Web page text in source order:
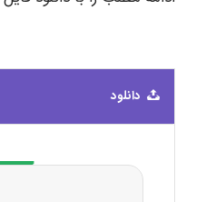
دانلود